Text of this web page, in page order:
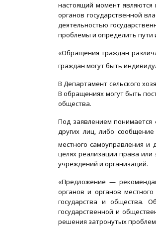
настоящий момент
органов государственной
деятельностью
проблемы и определить пути
«Обращения граждан
граждан могут быть
В Департамент сельского
В обращениях могут быть
общества.
Под заявлением понимается
других лиц, либо
местного самоуправления и
целях реализации права или
учреждений и организаций.
«Предложение —
органов и органов
государства и общества.
государственной и
решения затронутых